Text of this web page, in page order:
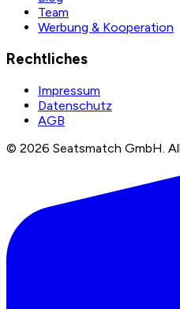
Team
Werbung & Kooperation
Rechtliches
Impressum
Datenschutz
AGB
© 2026 Seatsmatch GmbH.